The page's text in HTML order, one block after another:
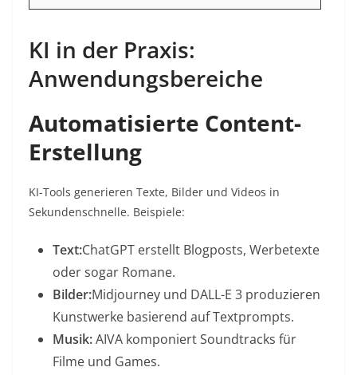
KI in der Praxis:
Anwendungsbereiche
Automatisierte Content-
Erstellung
KI-Tools generieren Texte, Bilder und Videos in
Sekundenschnelle. Beispiele:
Text:ChatGPT erstellt Blogposts, Werbetexte
oder sogar Romane.
Bilder:Midjourney und DALL-E 3 produzieren
Kunstwerke basierend auf Textprompts.
Musik:AIVA komponiert Soundtracks für
Filme und Games.